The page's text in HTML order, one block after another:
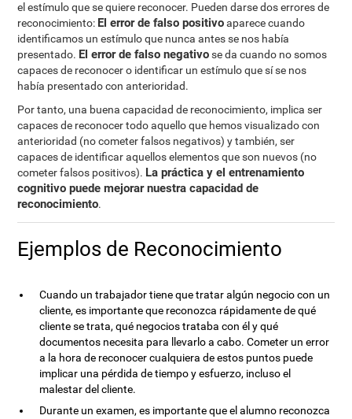
el estímulo que se quiere reconocer. Pueden darse dos errores de
reconocimiento: El error de falso positivoaparece cuando
identificamos un estímulo que nunca antes se nos había
presentado. El error de falso negativose da cuando no somos
capaces de reconocer o identificar un estímulo que sí se nos
había presentado con anterioridad.
Por tanto, una buena capacidad de reconocimiento, implica ser
capaces de reconocer todo aquello que hemos visualizado con
anterioridad (no cometer falsos negativos) y también, ser
capaces de identificar aquellos elementos que son nuevos (no
cometer falsos positivos). La práctica y el entrenamiento
cognitivo puede mejorar nuestra capacidad de
reconocimiento.
Ejemplos de Reconocimiento
Cuando un trabajador tiene que tratar algún negocio con un
cliente, es importante que reconozca rápidamente de qué
cliente se trata, qué negocios trataba con él y qué
documentos necesita para llevarlo a cabo. Cometer un error
a la hora de reconocer cualquiera de estos puntos puede
implicar una pérdida de tiempo y esfuerzo, incluso el
malestar del cliente.
Durante un examen, es importante que el alumno reconozca